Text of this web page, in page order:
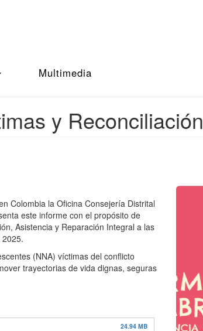
Multimedia
y Reconciliación
Colombia la Oficina Consejería Distrital
este informe con el propósito de
Asistencia y Reparación Integral a las
(NNA) víctimas del conflicto
trayectorias de vida dignas, seguras
24.94 MB